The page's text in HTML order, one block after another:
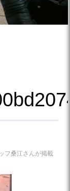
フ桑江さんが掲載